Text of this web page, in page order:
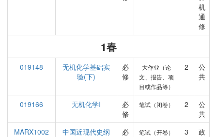
机
通
修
1春
019148
无机化学基础实
验(下)
必
修
大作业（论
文、报告、项
目或作品等）
2
公
共
019166 无机化学I
必
修
笔试（闭卷） 2
公
共
MARX1002
中国近现代史纲
必
笔试（开卷） 3
政